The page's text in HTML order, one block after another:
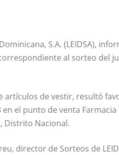
S.A. (LEIDSA),
al sorteo del
artículos de vestir, resultó
el punto de venta Farmacia
Distrito Nacional.
director de Sorteos de